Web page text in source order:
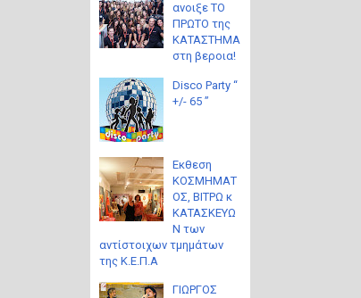
ανοιξε ΤΟ
ΠΡΩΤΟ της
ΚΑΤΑΣΤΗΜΑ
στη βεροια!
Disco Party “
+/- 65 ”
Eκθεση
ΚΟΣΜΗΜΑΤ
ΟΣ, ΒΙΤΡΩ κ
ΚΑΤΑΣΚΕΥΩ
Ν των
αντίστοιχων τμημάτων
της Κ.Ε.Π.Α
ΓΙΩΡΓΟΣ